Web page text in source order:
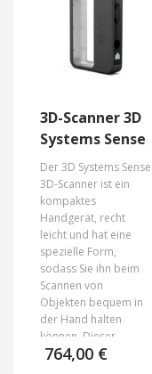
3D-Scanner 3D
Systems Sense
Der 3D Systems Sense
3D-Scanner ist ein
kompaktes
Handgerät, recht
leicht und hat eine
spezielle Form,
sodass Sie ihn beim
Scannen von
Objekten bequem in
der Hand halten
können. Dieser
Scanner ist
764,00 €